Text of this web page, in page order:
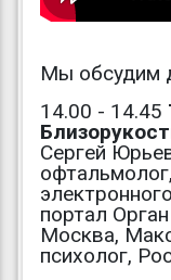
Мы обсудим
14.00 - 14.45
Сергей
портал
Москва,
психолог,